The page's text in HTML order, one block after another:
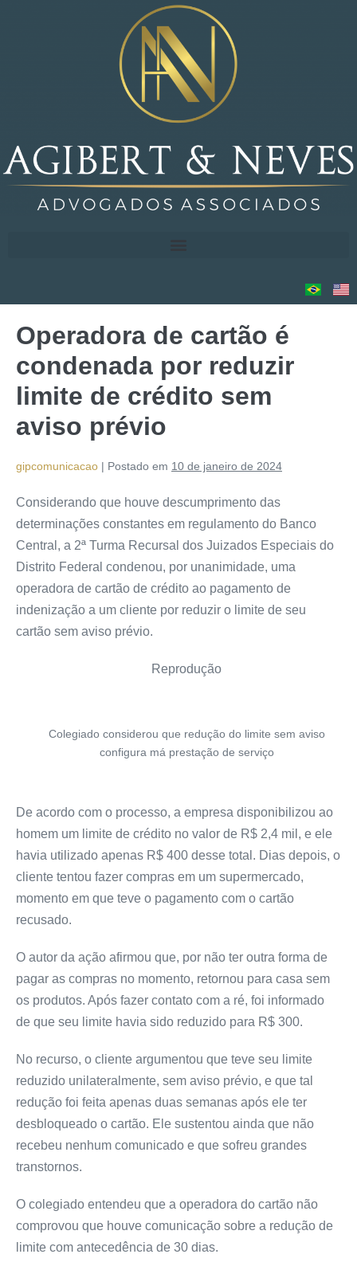
Operadora de cartão é
condenada por reduzir
limite de crédito sem
aviso prévio
gipcomunicacao | Postado em 10 de janeiro de 2024
Considerando que houve descumprimento das
determinações constantes em regulamento do Banco
Central, a 2ª Turma Recursal dos Juizados Especiais do
Distrito Federal condenou, por unanimidade, uma
operadora de cartão de crédito ao pagamento de
indenização a um cliente por reduzir o limite de seu
cartão sem aviso prévio.
Reprodução
Colegiado considerou que redução do limite sem aviso
configura má prestação de serviço
De acordo com o processo, a empresa disponibilizou ao
homem um limite de crédito no valor de R$ 2,4 mil, e ele
havia utilizado apenas R$ 400 desse total. Dias depois, o
cliente tentou fazer compras em um supermercado,
momento em que teve o pagamento com o cartão
recusado.
O autor da ação afirmou que, por não ter outra forma de
pagar as compras no momento, retornou para casa sem
os produtos. Após fazer contato com a ré, foi informado
de que seu limite havia sido reduzido para R$ 300.
No recurso, o cliente argumentou que teve seu limite
reduzido unilateralmente, sem aviso prévio, e que tal
redução foi feita apenas duas semanas após ele ter
desbloqueado o cartão. Ele sustentou ainda que não
recebeu nenhum comunicado e que sofreu grandes
transtornos.
O colegiado entendeu que a operadora do cartão não
comprovou que houve comunicação sobre a redução de
limite com antecedência de 30 dias.